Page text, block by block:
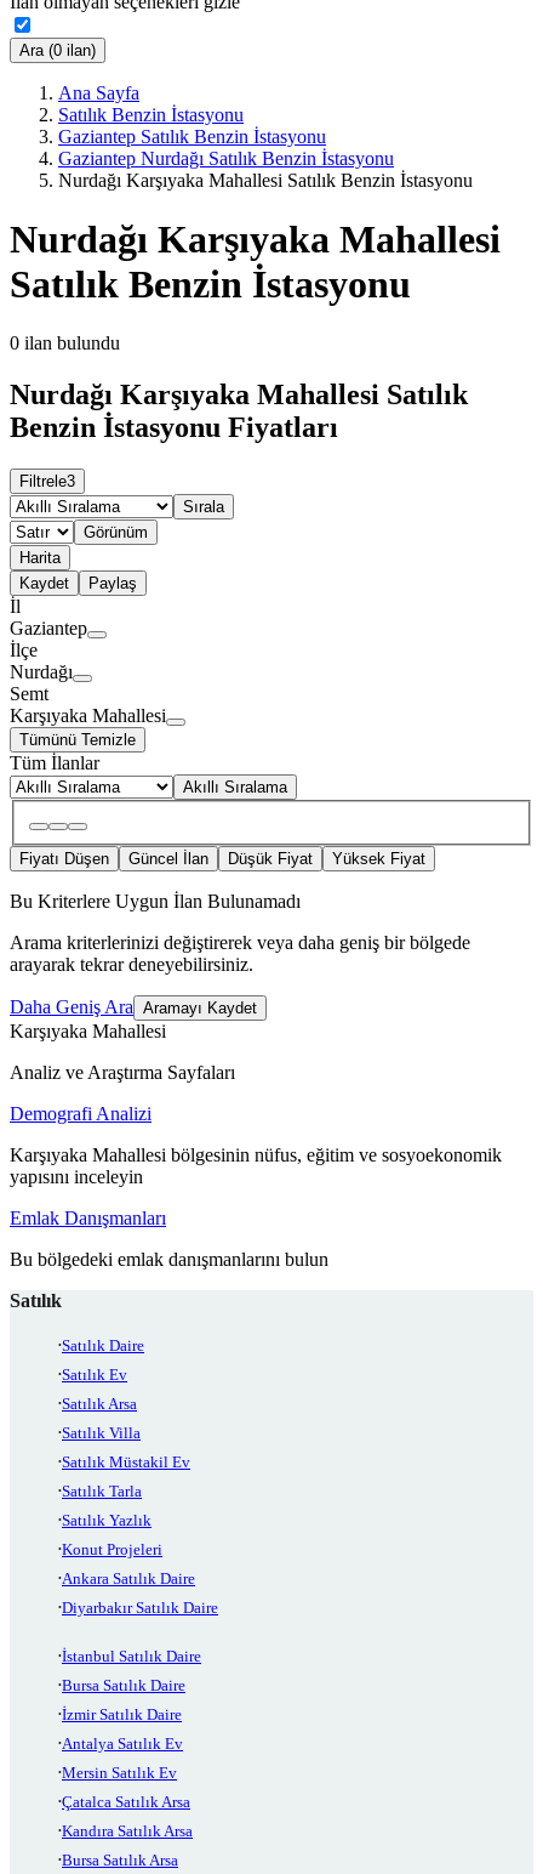
Ara (0 ilan)
Ana Sayfa
Satılık Benzin İstasyonu
Gaziantep Satılık Benzin İstasyonu
Gaziantep Nurdağı Satılık Benzin İstasyonu
Nurdağı Karşıyaka Mahallesi Satılık Benzin İstasyonu
Nurdağı Karşıyaka Mahallesi
Satılık Benzin İstasyonu
0 ilan bulundu
Nurdağı Karşıyaka Mahallesi Satılık
Benzin İstasyonu Fiyatları
Filtrele3
Sırala
Görünüm
Harita
Kaydet
Paylaş
İl
Gaziantep
İlçe
Nurdağı
Semt
Karşıyaka Mahallesi
Tümünü Temizle
Tüm İlanlar
Akıllı Sıralama
Fiyatı Düşen Güncel İlan Düşük Fiyat Yüksek Fiyat
Bu Kriterlere Uygun İlan Bulunamadı
Arama kriterlerinizi değiştirerek veya daha geniş bir bölgede
arayarak tekrar deneyebilirsiniz.
Daha Geniş Ara Aramayı Kaydet
Karşıyaka Mahallesi
Analiz ve Araştırma Sayfaları
Demografi Analizi
Karşıyaka Mahallesi bölgesinin nüfus, eğitim ve sosyoekonomik
yapısını inceleyin
Emlak Danışmanları
Bu bölgedeki emlak danışmanlarını bulun
Satılık
Satılık Daire
Satılık Ev
Satılık Arsa
Satılık Villa
Satılık Müstakil Ev
Satılık Tarla
Satılık Yazlık
Konut Projeleri
Ankara Satılık Daire
Diyarbakır Satılık Daire
İstanbul Satılık Daire
Bursa Satılık Daire
İzmir Satılık Daire
Antalya Satılık Ev
Mersin Satılık Ev
Çatalca Satılık Arsa
Kandıra Satılık Arsa
Bursa Satılık Arsa